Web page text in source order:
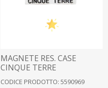
MAGNETE RES. CASE
CINQUE TERRE
CODICE PRODOTTO: 5590969